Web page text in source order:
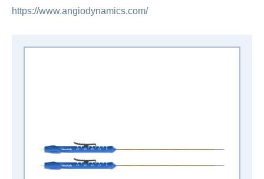
https://www.angiodynamics.com/